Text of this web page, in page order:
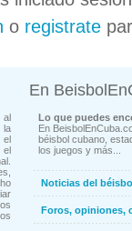
o registrate
al
la
el
el
En
Lo que puedes
En
béisbol cubano,
los juegos y más...
Noticias del
Foros, opiniones,